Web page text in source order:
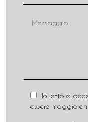
Ho letto e
essere